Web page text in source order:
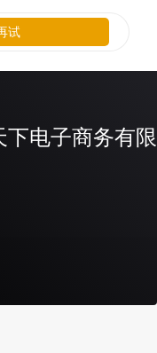
下电子商务有
试